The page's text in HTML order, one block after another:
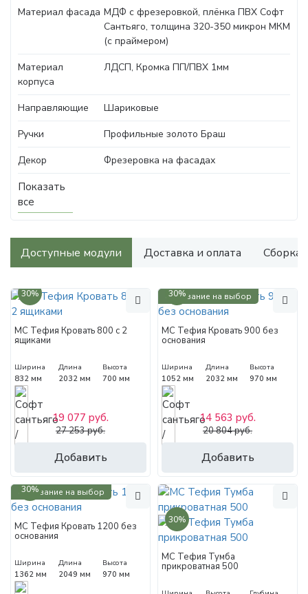
Материал фасада МДФ с фрезеровкой, плёнка ПВХ Софт
Сантьяго, толщина 320-350 микрон МКМ
(с праймером)
Материал
корпуса
ЛДСП, Кромка ПП/ПВХ 1мм
Направляющие
Шариковые
Ручки
Профильные золото Браш
Декор
Фрезеровка на фасадах
Показать
все
Доступные модули Доставка и оплата Сборка
30%
МС Тефия Кровать 800 с 2
ящиками
Ширина
832 мм
Длина
2032 мм
Высота
700 мм
Добавить
19 077 руб.
27 253 руб.
Основание на выбор
30%
МС Тефия Кровать 900 без
основания
Ширина
1052 мм
Длина
2032 мм
Высота
970 мм
Добавить
14 563 руб.
20 804 руб.
Основание на выбор
30%
МС Тефия Кровать 1200 без
основания
Ширина
1362 мм
Длина
2049 мм
Высота
970 мм
30%
МС Тефия Тумба
прикроватная 500